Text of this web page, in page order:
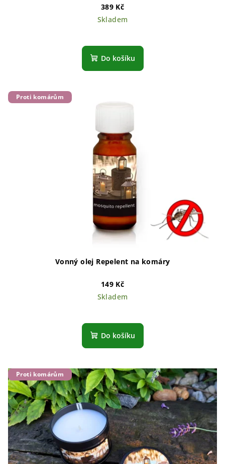
389 Kč
Skladem
Do košíku
Proti komárům
Vonný olej Repelent na komáry
149 Kč
Skladem
Do košíku
Proti komárům